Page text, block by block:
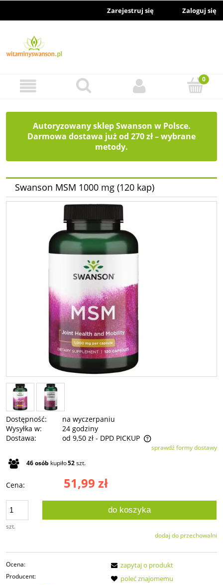
Zarejestruj się Zaloguj się
Autoryzowany sklep Swanson w Polsce.
Darmowa dostawa już od 270 zł – wybrane
metody.
Swanson MSM 1000 mg (120 kap)
Dostępność:
na wyczerpaniu
Wysyłka w:
24 godziny
Dostawa:
od 9,50 zł - DPD PICKUP
Cena nie zawiera ewentualnych kosztów płatnościsprawdź formy dostawy
46osób kupiło52szt.
Cena: 51,99 zł
szt.
do koszyka
dodaj do przechowalni
Ocena:
Producent:
zapytaj o produkt
poleć znajomemu